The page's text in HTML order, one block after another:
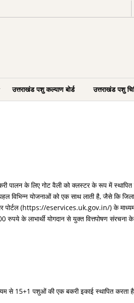
उत्तराखंड पशु कल्याण बोर्ड उत्तराखंड पशु
के लिए गोट वैली को क्लस्टर के रूप में स्थापित
विभिन्न योजनाओं को एक साथ लाती है, जैसे कि
पोर्टल (https://eservices.uk.gov.in/) के
के लाभार्थी योगदान से युक्त वित्तपोषण
से 15+1 पशुओं की एक बकरी इकाई स्थापित करता